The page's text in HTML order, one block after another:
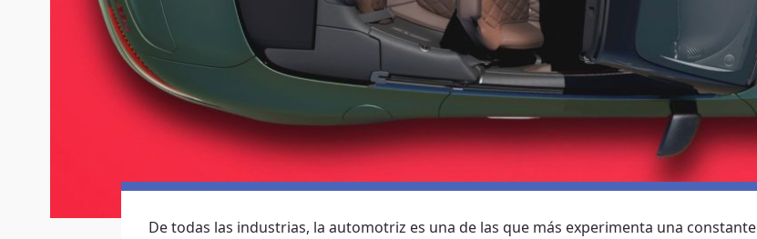
De todas las industrias, la automotriz es una de las que más experimenta una constante